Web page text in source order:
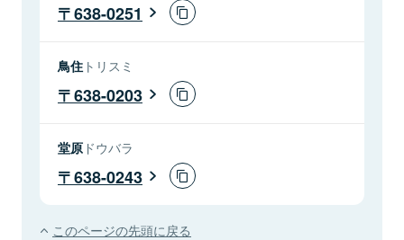
638-0251
鳥住 トリスミ
638-0203
堂原 ドウバラ
638-0243
このページの先頭に戻る